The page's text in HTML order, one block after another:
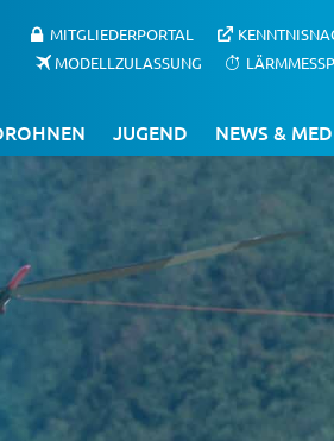
MITGLIEDERPORTAL
MODELLZULASSUNG
JUGEND NEWS &